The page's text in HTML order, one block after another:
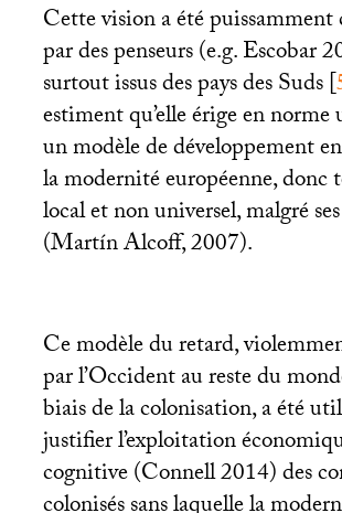
Cette vision a été
par des penseurs (e.g. Escobar
surtout issus des pays des Suds[
estiment qu’elle érige en norme
un modèle de développement
la modernité européenne, donc
local et non universel, malgré
(Martín Alcoff, 2007).
Ce modèle du retard,
par l’Occident au reste du
biais de la colonisation, a été
justifier l’exploitation
cognitive (Connell 2014) des